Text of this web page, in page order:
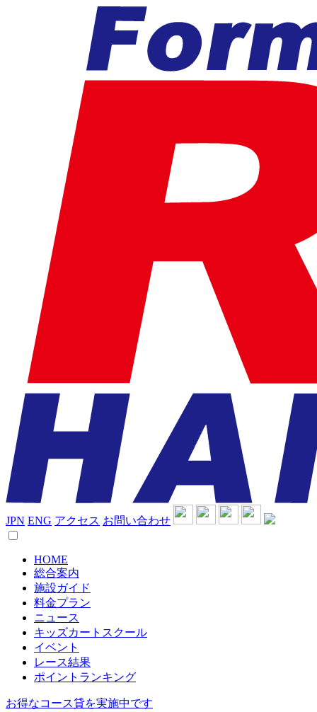
JPN ENG アクセス お問い合わせ
HOME
総合案内
施設ガイド
料金プラン
ニュース
キッズカートスクール
イベント
レース結果
ポイントランキング
お得なコース貸を実施中です